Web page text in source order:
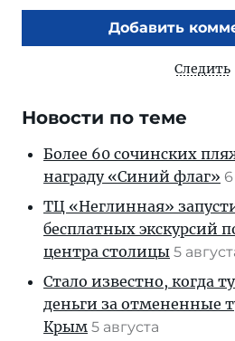
Добавить
Следить
Новости по теме
Более 60 сочинских
награду «Синий флаг»
ТЦ «Неглинная»
бесплатных экскурсий
центра столицы 5
Стало известно, когда
деньги за отмененные
Крым 5 августа